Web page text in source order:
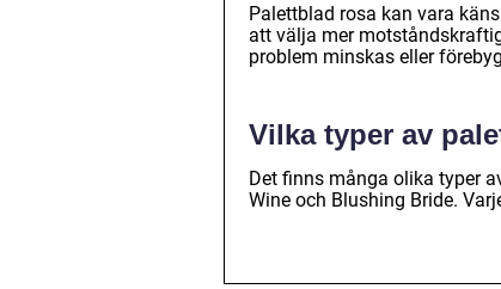
Palettblad rosa kan vara
att välja mer
problem minskas eller
Vilka typer av
Det finns många olika typer
Wine och Blushing Bride.